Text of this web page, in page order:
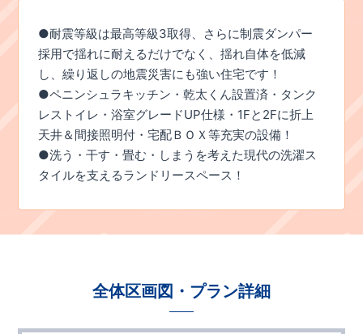
●耐震等級は最高等級3取得、さらに制震ダンパー
採用で揺れに耐えるだけでなく、揺れ自体を低減
し、繰り返しの地震災害にも強い住宅です！
●ペニンシュラキッチン・乾太くん設置済・タンク
レストイレ・浴室グレードUP仕様・1Fと2Fに折上
天井＆間接照明付・宅配ＢＯＸ等充実の設備！
●洗う・干す・畳む・しまうを考えた現代の洗濯ス
タイルを支えるランドリースペース！
全体区画図・プラン詳細